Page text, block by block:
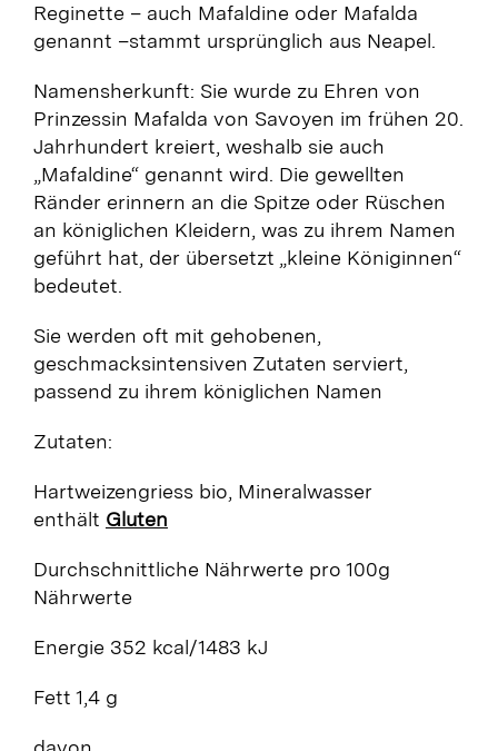
Reginette – auch Mafaldine oder Mafalda
genannt –stammt ursprünglich aus Neapel.
Namensherkunft: Sie wurde zu Ehren von
Prinzessin Mafalda von Savoyen im frühen 20.
Jahrhundert kreiert, weshalb sie auch
„Mafaldine“ genannt wird. Die gewellten
Ränder erinnern an die Spitze oder Rüschen
an königlichen Kleidern, was zu ihrem Namen
geführt hat, der übersetzt „kleine Königinnen“
bedeutet.
Sie werden oft mit gehobenen,
geschmacksintensiven Zutaten serviert,
passend zu ihrem königlichen Namen
Zutaten:
Hartweizengriess bio, Mineralwasser
enthält Gluten
Durchschnittliche Nährwerte pro 100g
Nährwerte
Energie 352 kcal/1483 kJ
Fett 1,4 g